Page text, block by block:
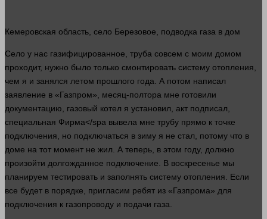
Кемеровская область, село Березовое, подводка газа в дом
Село у нас газифицированное, труба совсем с моим домом
проходит, нужно было только смонтировать систему отопления,
чем я и занялся летом прошлого года . А потом написал
заявление в «Газпром», месяц-полтора мне готовили
документацию, газовый котел я установил, акт подписал,
специальная Фирма</spa вывела мне трубу прямо к точке
подключения, но подключаться в зиму я не стал , потому что в
доме на тот момент не жил. А теперь, в этом году, должно
произойти долгожданное подключение. В воскресенье мы
планируем тестировать и заполнять систему отопления. Если
все будет в порядке, пригласим ребят из «Газпрома» для
подключения к газопроводу и подачи газа.